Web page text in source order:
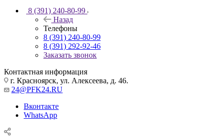
8 (391) 240-80-99
Назад
Телефоны
8 (391) 240-80-99
8 (391) 292-92-46
Заказать звонок
Контактная информация
г. Красноярск, ул. Алексеева, д. 46.
24@PFK24.RU
Вконтакте
WhatsApp